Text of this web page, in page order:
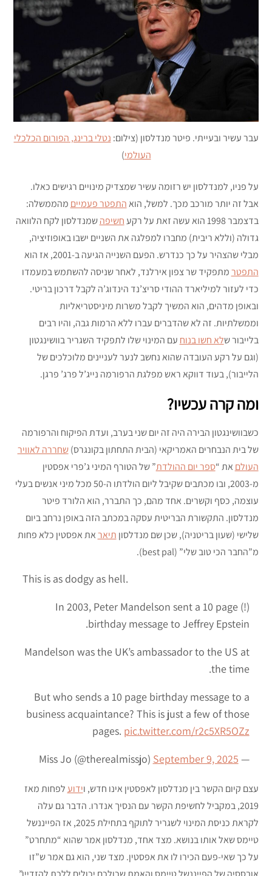
עבר עשיר ובעייתי. פיטר מנדלסון (צילום: נטלי ברינג, הפורום הכלכלי
העולמי)
על פניו, למנדלסון יש רזומה עשיר שמצדיק מינויים רגישים כאלו.
אבל זה יותר מורכב מכך. למשל, הואהתפטר פעמיים מהממשלה:
בדצמבר 1998 הוא עשה זאת על רקע
חשיפהשמנדלסון לקח הלוואה
גדולה (וללא ריבית) מחברו למפלגה את השניים ישבו באופוזיציה,
מבלי שהצהיר על כך כנדרש. הפעם השנייה הגיעה ב-2001, אז הוא
התפטרמתפקיד שר צפון אירלנד, לאחר שניסה להשתמש במעמדו
כדי לעזור למיליארד ההודי סריצ’נד הינדוג’ה לקבל דרכון בריטי.
ובאופן מדהים, הוא המשיך לקבל משרות מיניסטריאליות
וממשלתיות. זה לא שהדברים עברו ללא הרמות גבה, והיו רבים
בלייבור שלא חשו בנוח עם המינוי שלו לתפקיד השגריר בוושינגטון
(וגם על רקע העובדה שהוא נחשב לנער לעניינים מלוכלכים של
הלייבור), בעוד דווקא ראש מפלגת הרפורמה נייג’ל פרג’ פרגן.
ומה קרה עכשיו?
כשבוושינגטון הבירה היה זה יום שני בערב, ועדת הפיקוח והרפורמה
של בית הנבחרים האמריקאי (הבית התחתון בקונגרס)שחררה לאוויר
העולם את “ספר יום ההולדת” של הטורף המיני ג’פרי אפסטין
מ-2003, ובו מכתבים שקיבל ליום הולדתו ה-50 מכל מיני אנשים בעלי
עוצמה, כסף וקשרים. אחד מהם, כך התברר, הוא הלורד פיטר
מנדלסון. התקשורת הבריטית עסקה במכתב הזה באופן נרחב ביום
שלישי (שעון בריטניה), שכן שם מנדלסון תיאראת אפסטין כלא פחות
מ”החבר הכי טוב שלי” (best pal).
This is as dodgy as hell.
In 2003, Peter Mandelson sent a 10 page (!)
birthday message to Jeffrey Epstein.
Mandelson was the UK’s ambassador to the US at
the time.
But who sends a 10 page birthday message to a
business acquaintance? This is just a few of those
pages. pic.twitter.com/r2c5XR5OZz
— Miss Jo (@therealmissjo)
September 9, 2025
עצם קיום הקשר בין מנדלסון לאפסטין אינו חדש, וידועלפחות מאז
2019, במקביל לחשיפת הקשר עם הנסיך אנדרו. הדבר גם עלה
לקראת כניסת המינוי לשגריר לתוקף בתחילת 2025, אז הפייננשל
טיימס שאל אותו בנושא. מצד אחד, מנדלסון אמר שהוא “מתחרט”
על כך שאי-פעם הכירו לו את אפסטין. מצד שני, הוא גם אמר ש”זו